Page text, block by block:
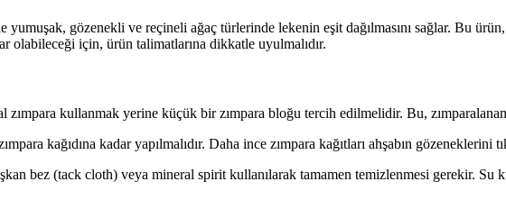
gözenekli ve reçineli ağaç türlerinde lekenin eşit dağılmasını sağlar. Bu
olabileceği için, ürün talimatlarına dikkatle uyulmalıdır.
zımpara kullanmak yerine küçük bir zımpara bloğu tercih edilmelidir. Bu,
kağıdına kadar yapılmalıdır. Daha ince zımpara kağıtları ahşabın gözeneklerini
bez (tack cloth) veya mineral spirit kullanılarak tamamen temizlenmesi gerekir.